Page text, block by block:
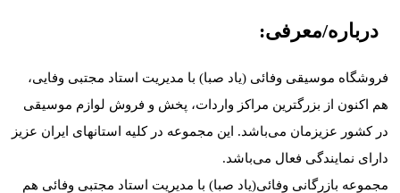
درباره/معرفی:
فروشگاه موسیقی وفائی (یاد صبا) با مدیریت استاد مجتبی وفایی،
هم اکنون از بزرگترین مراکز واردات، پخش و فروش لوازم موسیقی
در کشور عزیزمان می‌باشد. این مجموعه در کلیه استانهای ایران عزیز
دارای نمایندگی فعال می‌باشد.
مجموعه بازرگانی وفائی(یاد صبا) با مدیریت استاد مجتبی وفائی هم